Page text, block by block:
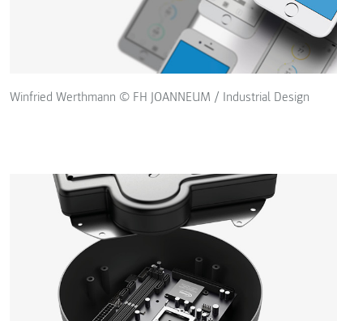
Winfried Werthmann © FH JOANNEUM / Industrial Design